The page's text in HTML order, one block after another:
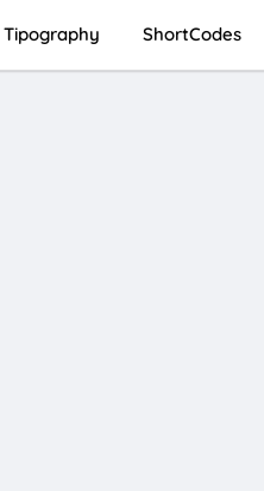
Tipography ShortCodes